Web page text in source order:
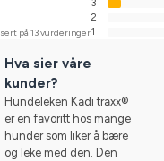
på 13 vurderinger
3
2
1
Hva sier våre
kunder?
Hundeleken Kadi traxx®
er en favoritt hos mange
hunder som liker å bære
og leke med den. Den